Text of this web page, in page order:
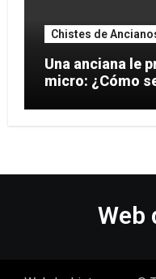
Chistes de
Una anciana le
micro: ¿Cómo
Web